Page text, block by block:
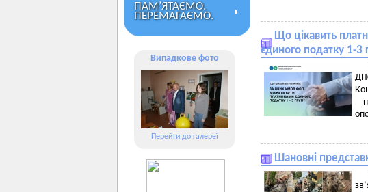
ПАМ’ЯТАЄМО.
ПЕРЕМАГАЄМО.
Випадкове фото
Перейти до галереї
Що цікавить
єдиного податку 1-3
Шановні